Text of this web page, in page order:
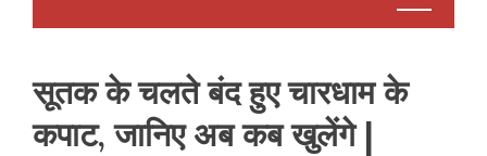
सूतक के चलते बंद हुए चारधाम के
कपाट, जानिए अब कब खुलेंगे |